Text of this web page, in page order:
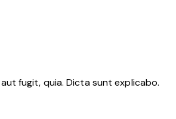
fugit, quia. Dicta sunt explicabo.